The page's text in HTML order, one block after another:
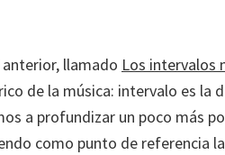
llamado Los intervalos
de la música: intervalo es la
a profundizar un poco más
como punto de referencia